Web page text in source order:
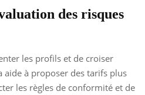
des risques
les profils et de croiser
aide à proposer des tarifs plus
les règles de conformité et de